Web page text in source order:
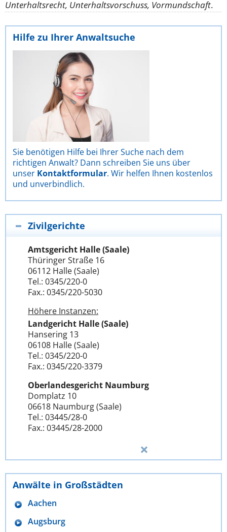
Unterhaltsrecht, Unterhaltsvorschuss, Vormundschaft.
Hilfe zu Ihrer Anwaltsuche
Sie benötigen Hilfe bei Ihrer Suche nach dem
richtigen Anwalt? Dann schreiben Sie uns über
unser Kontaktformular. Wir helfen Ihnen kostenlos
und unverbindlich.
Zivilgerichte
Amtsgericht Halle (Saale)
Thüringer Straße 16
06112 Halle (Saale)
Tel.: 0345/220-0
Fax.: 0345/220-5030
Höhere Instanzen:
Landgericht Halle (Saale)
Hansering 13
06108 Halle (Saale)
Tel.: 0345/220-0
Fax.: 0345/220-3379
Oberlandesgericht Naumburg
Domplatz 10
06618 Naumburg (Saale)
Tel.: 03445/28-0
Fax.: 03445/28-2000
Anwälte in Großstädten
Aachen
Augsburg